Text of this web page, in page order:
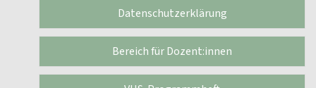
Datenschutzerklärung
Bereich für Dozent:innen